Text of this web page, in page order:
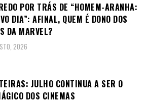
POR TRÁS DE “HOMEM-ARANHA:
DIA”: AFINAL, QUEM É DONO DOS
DA MARVEL?
2026
JULHO CONTINUA A SER O
DOS CINEMAS